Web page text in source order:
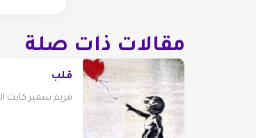
مقالات ذات صلة
قلب
مريم سمير كانت